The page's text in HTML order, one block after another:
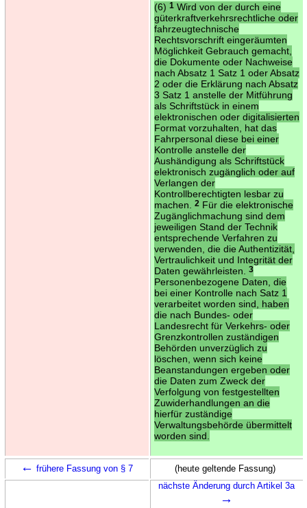
(6) 1Wird von der durch eine
güterkraftverkehrsrechtliche oder
fahrzeugtechnische
Rechtsvorschrift eingeräumten
Möglichkeit Gebrauch gemacht,
die Dokumente oder Nachweise
nach Absatz 1 Satz 1 oder Absatz
2 oder die Erklärung nach Absatz
3 Satz 1 anstelle der Mitführung
als Schriftstück in einem
elektronischen oder digitalisierten
Format vorzuhalten, hat das
Fahrpersonal diese bei einer
Kontrolle anstelle der
Aushändigung als Schriftstück
elektronisch zugänglich oder auf
Verlangen der
Kontrollberechtigten lesbar zu
machen.
2Für die elektronische
Zugänglichmachung sind dem
jeweiligen Stand der Technik
entsprechende Verfahren zu
verwenden, die die Authentizität,
Vertraulichkeit und Integrität der
Daten gewährleisten.
3
Personenbezogene Daten, die
bei einer Kontrolle nach Satz 1
verarbeitet worden sind, haben
die nach Bundes- oder
Landesrecht für Verkehrs- oder
Grenzkontrollen zuständigen
Behörden unverzüglich zu
löschen, wenn sich keine
Beanstandungen ergeben oder
die Daten zum Zweck der
Verfolgung von festgestellten
Zuwiderhandlungen an die
hierfür zuständige
Verwaltungsbehörde übermittelt
worden sind.
← frühere Fassung von § 7
(heute geltende Fassung)
nächste Änderung durch Artikel 3a
→